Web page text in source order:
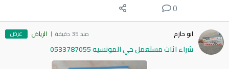
0
ابو حازم منذ 35 دقيقة الرياض عرض
شراء اثاث مستعمل حي المونسيه 0533787055